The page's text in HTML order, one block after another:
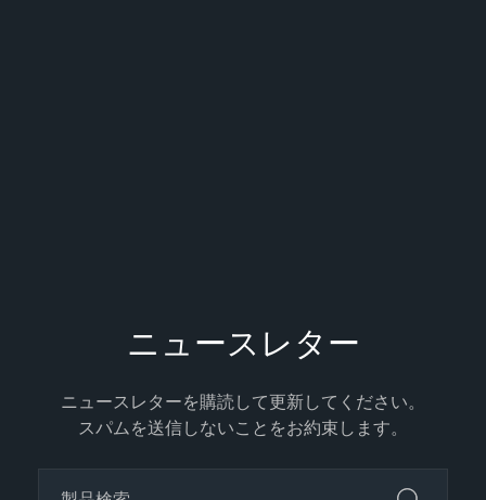
ニュースレター
ニュースレターを購読して更新してください。
スパムを送信しないことをお約束します。